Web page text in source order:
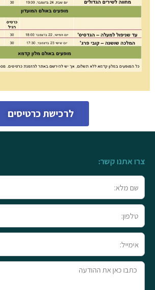
לרכישת כרטיסים
צרו אתנו קשר:
מלא
טלפון
טקסט